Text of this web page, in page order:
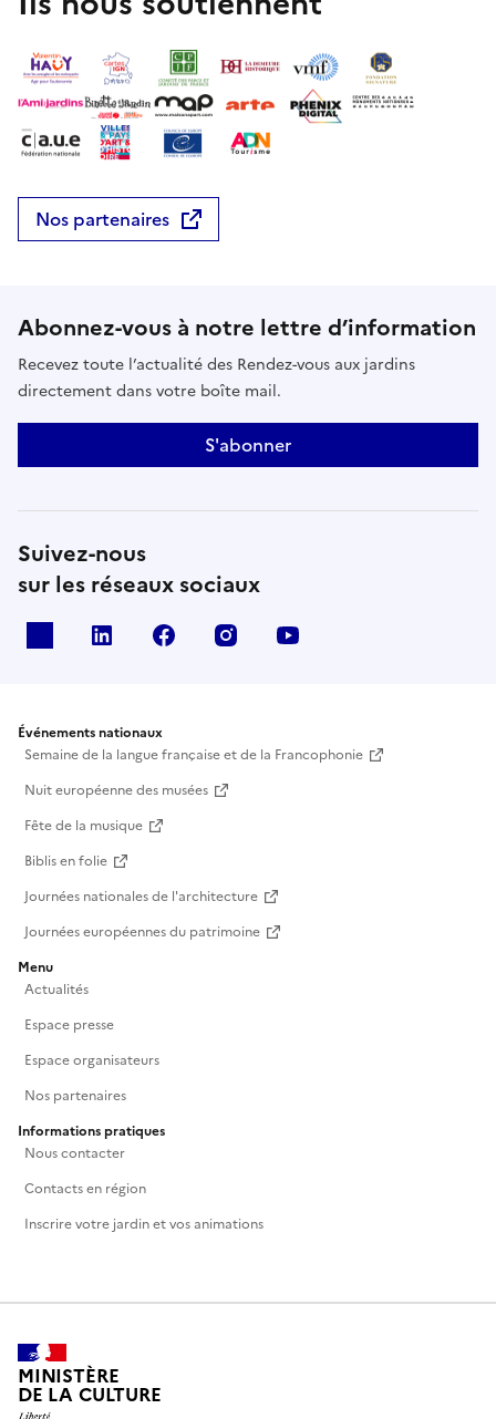
Nos partenaires
Abonnez-vous à notre lettre d’information
Recevez toute l’actualité des Rendez-vous aux jardins
directement dans votre boîte mail.
S'abonner
Suivez-nous
sur les réseaux sociaux
Linkedin Facebook Instagram
Événements nationaux
Semaine de la langue française et de la Francophonie
Nuit européenne des musées
Fête de la musique
Biblis en folie
Journées nationales de l'architecture
Journées européennes du patrimoine
Menu
Actualités
Espace presse
Espace organisateurs
Nos partenaires
Informations pratiques
Nous contacter
Contacts en région
Inscrire votre jardin et vos animations
MINISTÈRE
DE LA CULTURE